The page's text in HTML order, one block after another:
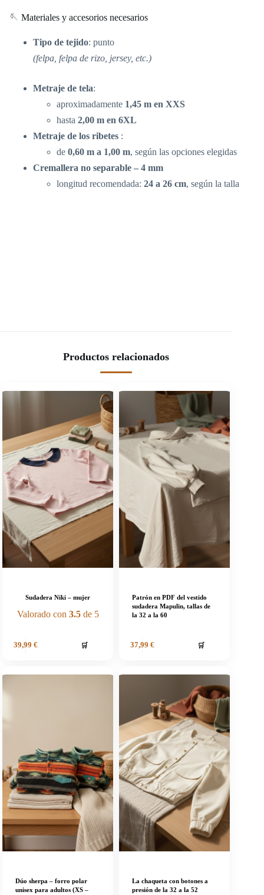
🪡 Materiales y accesorios necesarios
Tipo de tejido: punto
(felpa, felpa de rizo, jersey, etc.)
Metraje de tela:
aproximadamente 1,45 m en XXS
hasta 2,00 m en 6XL
Metraje de los ribetes :
de 0,60 m a 1,00 m, según las opciones elegidas
Cremallera no separable – 4 mm
longitud recomendada: 24 a 26 cm, según la talla
Productos relacionados
Sudadera Niki – mujer
Valorado con 3.5de 5
39,99 € 🛒
Patrón en PDF del vestido
sudadera Mapulin, tallas de
la 32 a la 60
37,99 € 🛒
Dúo sherpa – forro polar
unisex para adultos (XS –
La chaqueta con botones a
presión de la 32 a la 52